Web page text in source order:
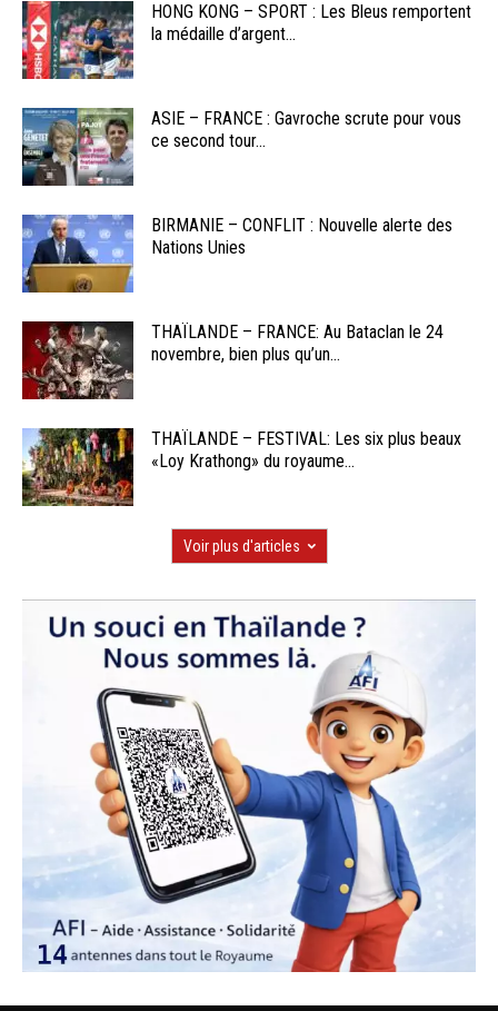
HONG KONG – SPORT : Les Bleus remportent
la médaille d’argent...
ASIE – FRANCE : Gavroche scrute pour vous
ce second tour...
BIRMANIE – CONFLIT : Nouvelle alerte des
Nations Unies
THAÏLANDE – FRANCE: Au Bataclan le 24
novembre, bien plus qu’un...
THAÏLANDE – FESTIVAL: Les six plus beaux
«Loy Krathong» du royaume...
Voir plus d'articles